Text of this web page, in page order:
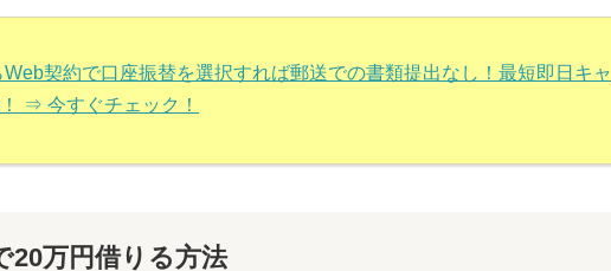
契約で口座振替を選択すれば郵送での書類提出なし！最短即日キャ
⇒ 今すぐチェック！
20万円借りる方法